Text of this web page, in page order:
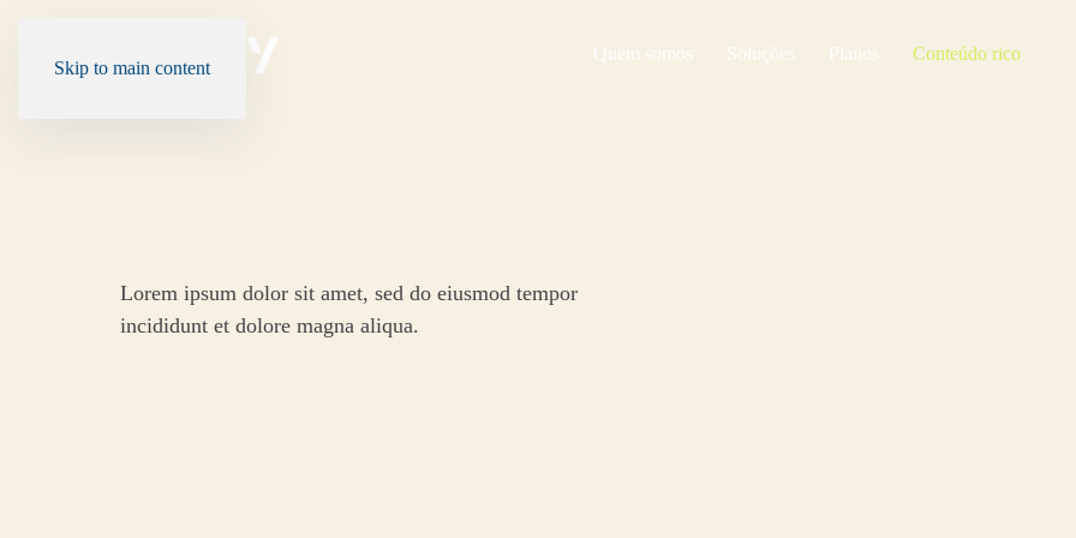
Skip to main content
Quem somos Soluções Planos Conteúdo rico
Lorem ipsum dolor sit amet, sed do eiusmod tempor
incididunt et dolore magna aliqua.